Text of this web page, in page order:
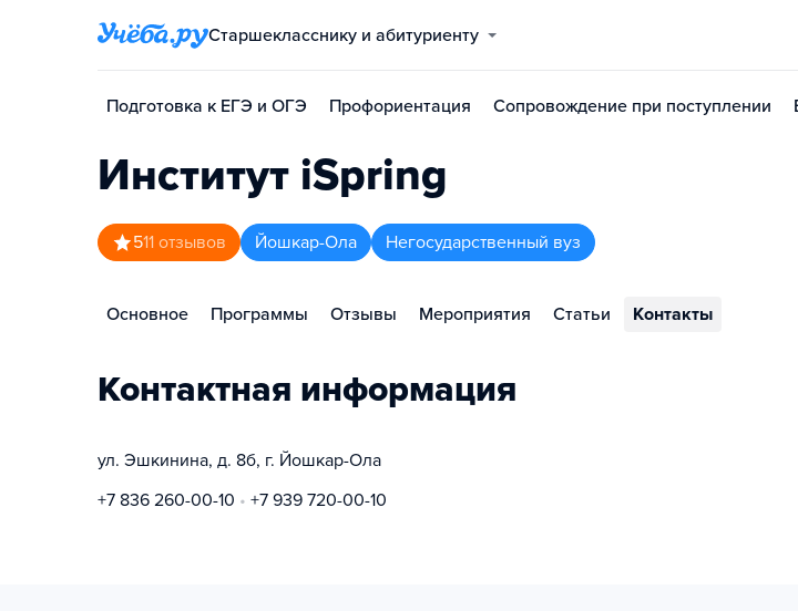
Старшекласснику и абитуриенту
Подготовка к ЕГЭ и ОГЭ Профориентация Сопровождение при поступлении
Институт iSpring
511 отзывов Йошкар-Ола Негосударственный вуз
Основное Программы Отзывы Мероприятия Статьи Контакты
Контактная информация
ул. Эшкинина, д. 8б, г. Йошкар-Ола
+7 836 260-00-10
+7 939 720-00-10